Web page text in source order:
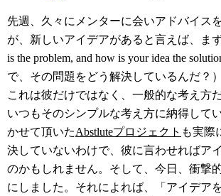
先週、久々にメンターに会いアドバイス
が、新しいアイデアがあると言えば、ま
is the problem, and how is your idea the
で、その問題をどう解決しているんだ？
これは彼だけではなく、一般的な考え方
いつもそのシンプルな考え方に納得して
かせて頂いたAbstluteプロジェクト も実際
決していないわけで、彼に言わせればア
のかもしれません。そして、今日、衝撃
にしました。それによれば、「アイデア